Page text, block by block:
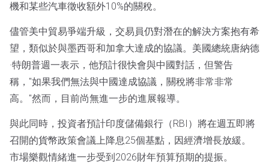
機和某些汽車徵收額外10%的關稅。
儘管美中貿易爭端升級，交易員仍對潛在的解決方案抱有希
望，類似於與墨西哥和加拿大達成的協議。美國總統唐納德
·特朗普週一表示，他預計很快會與中國對話，但警告
稱，"如果我們無法與中國達成協議，關稅將非常非常
高。"然而，目前尚無進一步的進展報導。
與此同時，投資者預計印度儲備銀行（RBI）將在週五即將
召開的貨幣政策會議上降息25個基點，因經濟增長放緩。
市場樂觀情緒進一步受到2026財年預算預期的提振。